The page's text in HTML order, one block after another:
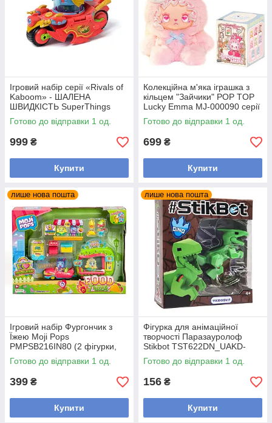
Ігровий набір серії «Rivals of
Kaboom» - ШАЛЕНА
ШВИДКІСТЬ SuperThings
PSTSP112IN60
Готово до відправки 1 од.
999 ₴
Купити
Колекційна м'яка іграшка з
кільцем "Зайчики" POP TOP
Lucky Emma MJ-000090 серії
"Lovely Emma"
Готово до відправки 1 од.
699 ₴
Купити
лише нова пошта
Ігровий набір Фургончик з
Їжею Moji Pops
PMPSB216IN80 (2 фігурки,
аксесуари)
Готово до відправки 1 од.
399 ₴
Купити
лише нова пошта
Фігурка для анімаційної
творчості Паразауролоф
Stikbot TST622DN_UAKD-
5(Green)
Готово до відправки 1 од.
156 ₴
Купити